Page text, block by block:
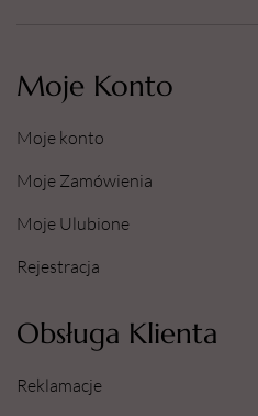
Moje Konto
Moje konto
Moje Zamówienia
Moje Ulubione
Rejestracja
Obsługa Klienta
Reklamacje